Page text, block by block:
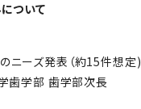
ついて
ニーズ発表（約15件想定)
歯学部 歯学部次長